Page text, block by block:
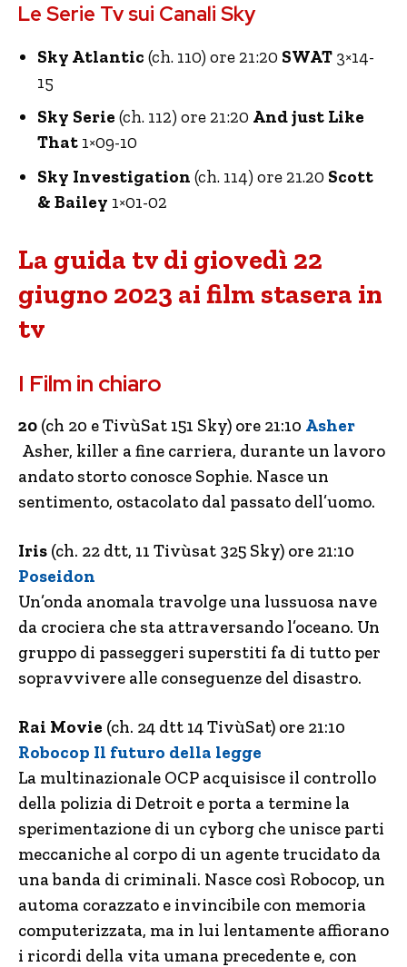
Le Serie Tv sui Canali Sky
Sky Atlantic (ch. 110) ore 21:20 SWAT 3×14-
15
Sky Serie (ch. 112) ore 21:20 And just Like
That 1×09-10
Sky Investigation (ch. 114) ore 21.20 Scott
& Bailey 1×01-02
La guida tv di giovedì 22
giugno 2023 ai film stasera in
tv
I Film in chiaro
20 (ch 20 e TivùSat 151 Sky) ore 21:10 Asher
Asher, killer a fine carriera, durante un lavoro
andato storto conosce Sophie. Nasce un
sentimento, ostacolato dal passato dell’uomo.
Iris (ch. 22 dtt, 11 Tivùsat 325 Sky) ore 21:10
Poseidon
Un’onda anomala travolge una lussuosa nave
da crociera che sta attraversando l’oceano. Un
gruppo di passeggeri superstiti fa di tutto per
sopravvivere alle conseguenze del disastro.
Rai Movie (ch. 24 dtt 14 TivùSat) ore 21:10
Robocop Il futuro della legge
La multinazionale OCP acquisisce il controllo
della polizia di Detroit e porta a termine la
sperimentazione di un cyborg che unisce parti
meccaniche al corpo di un agente trucidato da
una banda di criminali. Nasce così Robocop, un
automa corazzato e invincibile con memoria
computerizzata, ma in lui lentamente affiorano
i ricordi della vita umana precedente e, con